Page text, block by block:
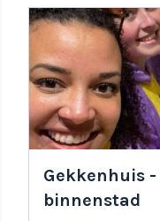
Gekkenhuis
binnenstad